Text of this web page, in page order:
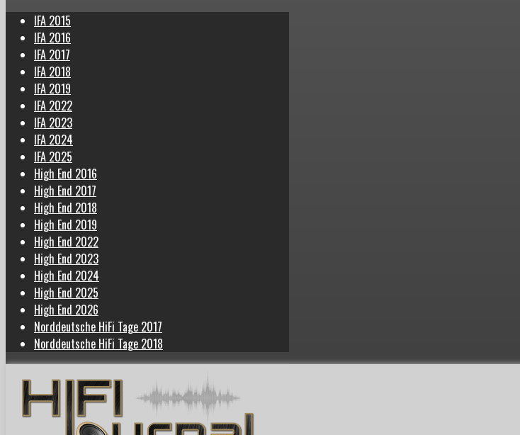
IFA 2015
IFA 2016
IFA 2017
IFA 2018
IFA 2019
IFA 2022
IFA 2023
IFA 2024
IFA 2025
High End 2016
High End 2017
High End 2018
High End 2019
High End 2022
High End 2023
High End 2024
High End 2025
High End 2026
Norddeutsche HiFi Tage 2017
Norddeutsche HiFi Tage 2018